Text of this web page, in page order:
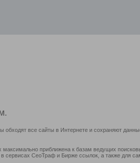
обходят все сайты в Интернете и сохраняют
максимально приближена к базам ведущих
сервисах СеоТраф и Бирже ссылок, а также для